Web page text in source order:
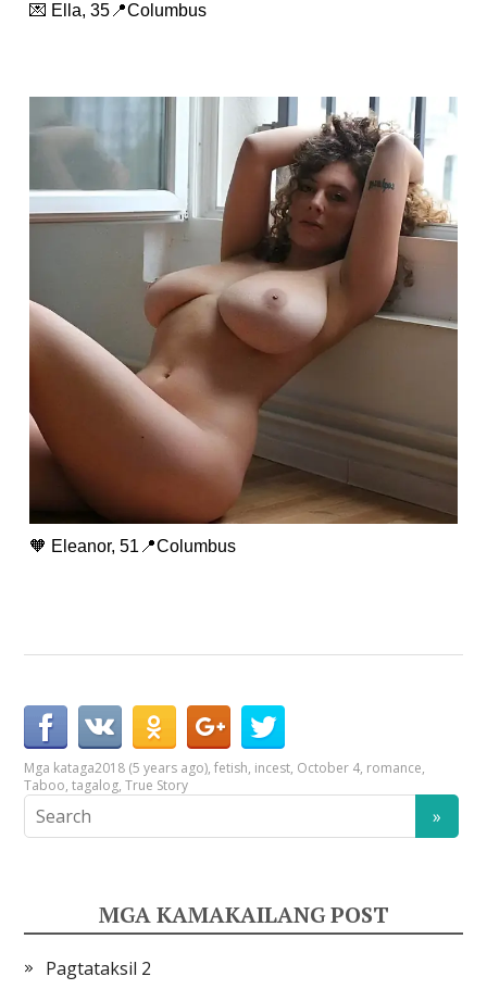
💌 Ella, 35📍Columbus
🧡 Eleanor, 51📍Columbus
Mga kataga2018 (5 years ago),fetish, incest, October 4, romance,
Taboo,tagalog,True Story
MGA KAMAKAILANG POST
Pagtataksil 2